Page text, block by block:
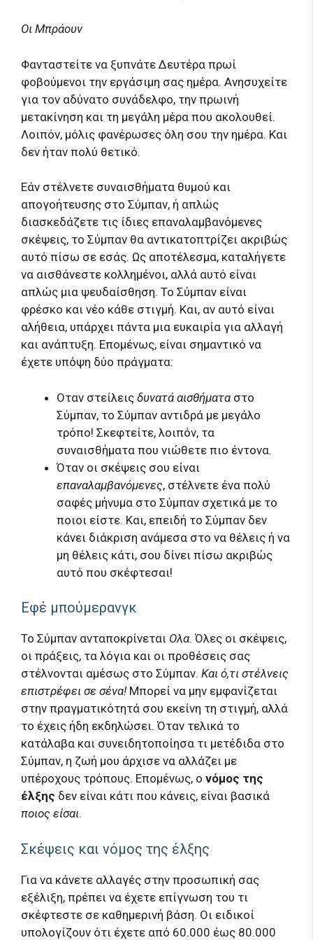
Οι Μπράουν
Φανταστείτε να ξυπνάτε Δευτέρα πρωί
φοβούμενοι την εργάσιμη σας ημέρα. Ανησυχείτε
για τον αδύνατο συνάδελφο, την πρωινή
μετακίνηση και τη μεγάλη μέρα που ακολουθεί.
Λοιπόν, μόλις φανέρωσες όλη σου την ημέρα. Και
δεν ήταν πολύ θετικό.
Εάν στέλνετε συναισθήματα θυμού και
απογοήτευσης στο Σύμπαν, ή απλώς
διασκεδάζετε τις ίδιες επαναλαμβανόμενες
σκέψεις, το Σύμπαν θα αντικατοπτρίζει ακριβώς
αυτό πίσω σε εσάς. Ως αποτέλεσμα, καταλήγετε
να αισθάνεστε κολλημένοι, αλλά αυτό είναι
απλώς μια ψευδαίσθηση. Το Σύμπαν είναι
φρέσκο ​​και νέο κάθε στιγμή. Και, αν αυτό είναι
αλήθεια, υπάρχει πάντα μια ευκαιρία για αλλαγή
και ανάπτυξη. Επομένως, είναι σημαντικό να
έχετε υπόψη δύο πράγματα:
Οταν στείλεις δυνατά αισθήματα στο
Σύμπαν, το Σύμπαν αντιδρά με μεγάλο
τρόπο! Σκεφτείτε, λοιπόν, τα
συναισθήματα που νιώθετε πιο έντονα.
Όταν οι σκέψεις σου είναι
επαναλαμβανόμενες, στέλνετε ένα πολύ
σαφές μήνυμα στο Σύμπαν σχετικά με το
ποιοι είστε. Και, επειδή το Σύμπαν δεν
κάνει διάκριση ανάμεσα στο να θέλεις ή να
μη θέλεις κάτι, σου δίνει πίσω ακριβώς
αυτό που σκέφτεσαι!
Εφέ μπούμερανγκ
Το Σύμπαν ανταποκρίνεται Ολα. Όλες οι σκέψεις,
οι πράξεις, τα λόγια και οι προθέσεις σας
στέλνονται αμέσως στο Σύμπαν. Και ό,τι στέλνεις
επιστρέφει σε σένα! Μπορεί να μην εμφανίζεται
στην πραγματικότητά σου εκείνη τη στιγμή, αλλά
το έχεις ήδη εκδηλώσει. Όταν τελικά το
κατάλαβα και συνειδητοποίησα τι μετέδιδα στο
Σύμπαν, η ζωή μου άρχισε να αλλάζει με
υπέροχους τρόπους. Επομένως, ο νόμος της
έλξης δεν είναι κάτι που κάνεις, είναι βασικά
ποιος είσαι.
Σκέψεις και νόμος της έλξης
Για να κάνετε αλλαγές στην προσωπική σας
εξέλιξη, πρέπει να έχετε επίγνωση του τι
σκέφτεστε σε καθημερινή βάση. Οι ειδικοί
υπολογίζουν ότι έχετε από 60.000 έως 80.000